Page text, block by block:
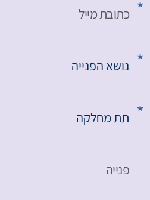
כתובת מייל
נושא הפנייה
תת מחלקה
פנייה